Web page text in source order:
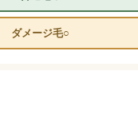
ダメージ毛○